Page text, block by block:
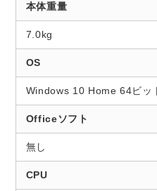
本体重量
7.0kg
OS
Windows 10 Home 64ビッ
Officeソフト
無し
CPU